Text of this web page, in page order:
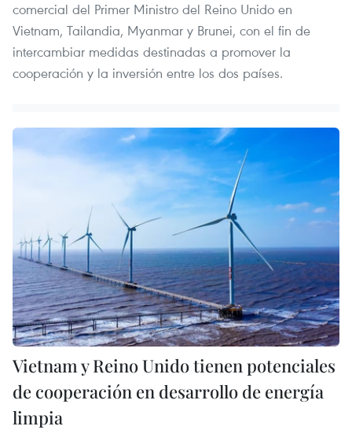
comercial del Primer Ministro del Reino Unido en
Vietnam, Tailandia, Myanmar y Brunei, con el fin de
intercambiar medidas destinadas a promover la
cooperación y la inversión entre los dos países.
Vietnam y Reino Unido tienen potenciales
de cooperación en desarrollo de energía
limpia